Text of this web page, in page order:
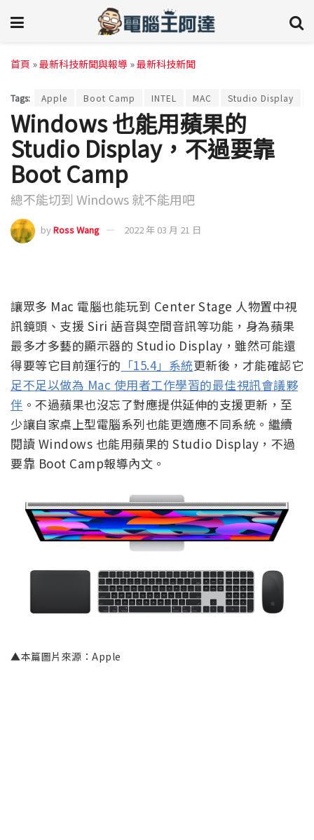
首頁 »最新科技新聞與報導 »最新科技新聞
Tags: Apple Boot Camp INTEL MAC Studio Display
Windows 也能用蘋果的
Studio Display，不過要靠
Boot Camp
總不能切到 Windows 就不能用吧
byRoss Wang 2022 年 03 月 21 日
讓眾多 Mac 電腦也能玩到 Center Stage 人物置中視
訊鏡頭、支援 Siri 語音與空間音訊等功能，身為蘋果
最多才多藝的顯示器的 Studio Display，雖然可能還
得要等它目前運行的 「15.4」系統更新後，才能確認它
足不足以做為 Mac 使用者工作學習的最佳視訊會議夥
伴 。不過蘋果也沒忘了對應提供延伸的支援更新，至
少讓自家桌上型電腦系列也能更適應不同系統。繼續
閱讀 Windows 也能用蘋果的 Studio Display，不過
要靠 Boot Camp報導內文。
▲本篇圖片來源：Apple